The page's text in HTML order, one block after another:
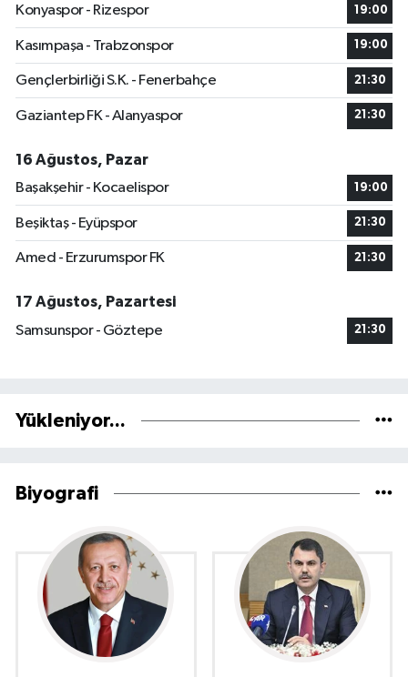
Konyaspor - Rizespor
19:00
Kasımpaşa - Trabzonspor 19:00
Gençlerbirliği S.K. - Fenerbahçe 21:30
Gaziantep FK - Alanyaspor 21:30
16 Ağustos, Pazar
Başakşehir - Kocaelispor
19:00
Beşiktaş - Eyüpspor 21:30
Amed - Erzurumspor FK 21:30
17 Ağustos, Pazartesi
Samsunspor - Göztepe
21:30
Yükleniyor...
Biyografi